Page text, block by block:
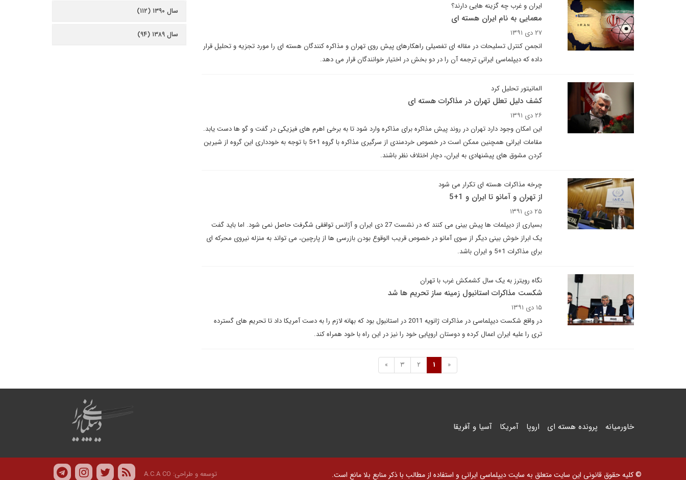
ایران و غرب چه گزینه هایی دارند؟
معمایی به نام ایران هسته ای
۲۷ دی ۱۳۹۱
انجمن کنترل تسلیحات در مقاله ای تفصیلی راهکارهای پیش روی تهران و مذاکره کنندگان هسته ای را مورد تجزیه و تحلیل قرار
داده که دیپلماسی ایرانی ترجمه آن را در دو بخش در اختیار خوانندگان قرار می دهد.
المانیتور تحلیل کرد
کشف دلیل تعلل تهران در مذاکرات هسته ای
۲۶ دی ۱۳۹۱
این امکان وجود دارد تهران در روند پیش مذاکره برای مذاکره وارد شود تا به برخی اهرم های فیزیکی در گفت و گو ها دست یابد.
مقامات ایرانی همچنین ممکن است در خصوص خردمندی از سرگیری مذاکره با گروه 1+5 با توجه به خودداری این گروه از شیرین
کردن مشوق های پیشنهادی به ایران، دچار اختلاف نظر باشند.
چرخه مذاکرات هسته ای تکرار می شود
از تهران و آمانو تا ایران و 1+5
۲۵ دی ۱۳۹۱
بسیاری از دیپلمات ها پیش بینی می کنند که در نشست 27 دی ایران و آژانس توافقی شگرفت حاصل نمی شود. اما باید گفت
یک ابراز خوش بینی دیگر از سوی آمانو در خصوص قریب الوقوع بودن بازرسی ها از پارچین، می تواند به منزله نیروی محرکه ای
برای مذاکرات 1+5 و ایران باشد.
نگاه رویترز به یک سال کشمکش غرب با تهران
شکست مذاکرات استانبول زمینه ساز تحریم ها شد
۱۵ دی ۱۳۹۱
در واقع شکست دیپلماسی در مذاکرات ژانویه 2011 در استانبول بود که بهانه لازم را به دست آمریکا داد تا تحریم های گسترده
تری را علیه ایران اعمال کرده و دوستان اروپایی خود را نیز در این راه با خود همراه کند.
«
1
2
3
»
سال ۱۳۹۰ (۱۱۲)
سال ۱۳۸۹ (۹۴)
خاورمیانه پرونده هسته ای اروپا آمریکا آسیا و آفریقا
© کلیه حقوق قانونی این سایت متعلق به سایت دیپلماسی ایرانی و استفاده از مطالب با ذکر منابع بلا مانع است. توسعه و طراحی: A.C.A CO